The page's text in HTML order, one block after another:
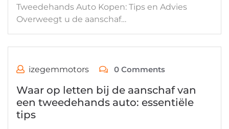
Tweedehands Auto Kopen: Tips en Advies
Overweegt u de aanschaf…
izegemmotors 0 Comments
Waar op letten bij de aanschaf van
een tweedehands auto: essentiële
tips